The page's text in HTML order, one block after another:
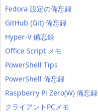
Fedora 設定の備忘録
GitHub (Git) 備忘録
Hyper-V 備忘録
Office Script メモ
PowerShell Tips
PowerShell 備忘録
Raspberry Pi Zero(W) 備忘録
クライアントPCメモ